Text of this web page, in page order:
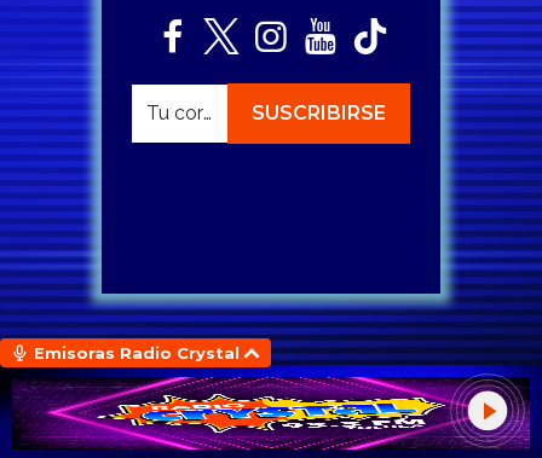
Emisoras Radio Crystal